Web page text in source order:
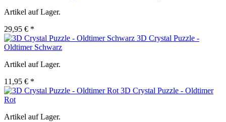
Artikel auf Lager.
29,95 € *
3D Crystal Puzzle -
Oldtimer Schwarz
Artikel auf Lager.
11,95 € *
3D Crystal Puzzle - Oldtimer
Rot
Artikel auf Lager.